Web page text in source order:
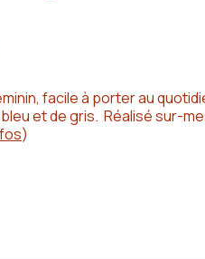
facile à porter au
et de gris. Réalisé sur-
)